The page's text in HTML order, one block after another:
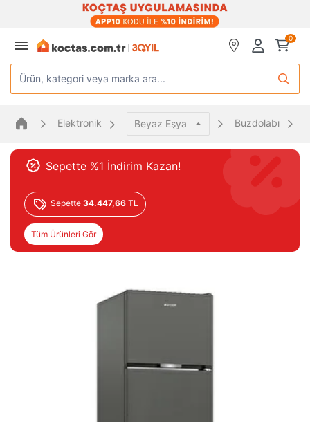
0
Ürün, kategori veya marka ara...
Elektronik Beyaz Eşya Buzdolabı
Sepette %1 İndirim Kazan!
Sepette 34.447,66 TL
Tüm Ürünleri Gör